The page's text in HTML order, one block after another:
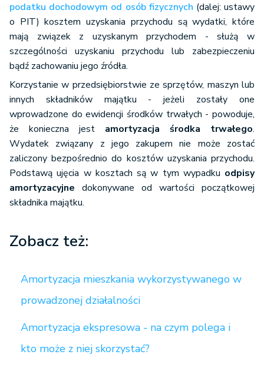
podatku dochodowym od osób fizycznych (dalej: ustawy
o PIT) kosztem uzyskania przychodu są wydatki, które
mają związek z uzyskanym przychodem - służą w
szczególności uzyskaniu przychodu lub zabezpieczeniu
bądź zachowaniu jego źródła.
Korzystanie w przedsiębiorstwie ze sprzętów, maszyn lub
innych składników majątku - jeżeli zostały one
wprowadzone do ewidencji środków trwałych - powoduje,
że konieczna jest amortyzacja środka trwałego.
Wydatek związany z jego zakupem nie może zostać
zaliczony bezpośrednio do kosztów uzyskania przychodu.
Podstawą ujęcia w kosztach są w tym wypadku odpisy
amortyzacyjne dokonywane od wartości początkowej
składnika majątku.
Zobacz też:
Amortyzacja mieszkania wykorzystywanego w
prowadzonej działalności
Amortyzacja ekspresowa - na czym polega i
kto może z niej skorzystać?